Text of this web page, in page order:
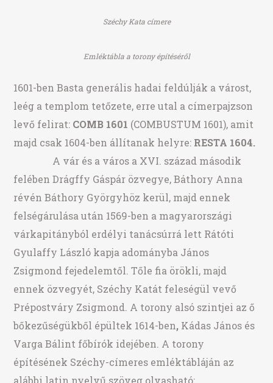
Széchy Kata címere
Emléktábla a torony építéséről
1601-ben Basta generális hadai feldúlják a várost,
leég a templom tetőzete, erre utal a címerpajzson
levő felirat: COMB 1601 (COMBUSTUM 1601), amit
majd csak 1604-ben állítanak helyre: RESTA 1604.
A vár és a város a XVI. század második
felében Drágffy Gáspár özvegye, Báthory Anna
révén Báthory Györgyhöz kerül, majd ennek
felségárulása után 1569-ben a magyarországi
várkapitányból erdélyi tanácsúrrá lett Rátóti
Gyulaffy László kapja adományba János
Zsigmond fejedelemtől. Tőle fia örökli, majd
ennek özvegyét, Széchy Katát feleségül vevő
Prépostváry Zsigmond. A torony alsó szintjei az ő
bőkezűségükből épültek 1614-ben, Kádas János és
Varga Bálint főbírók idejében. A torony
építésének Széchy-címeres emléktábláján az
alábbi latin nyelvű szöveg olvasható: